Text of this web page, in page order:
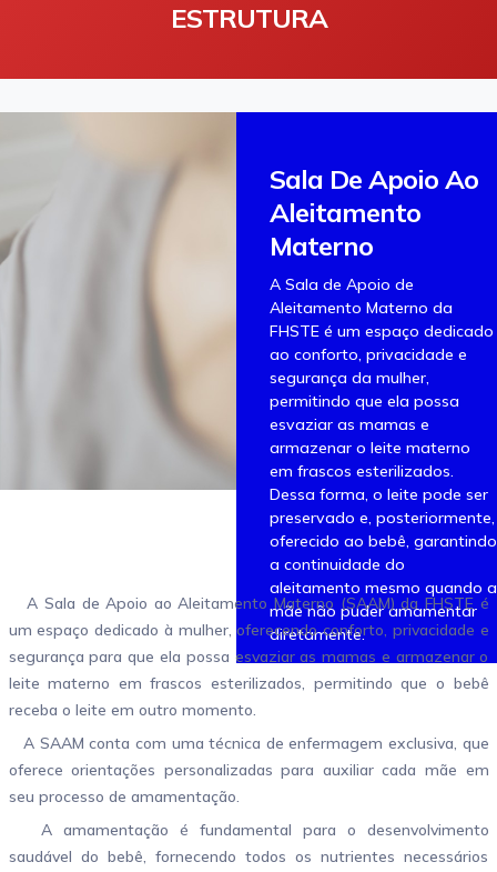
ESTRUTURA
Sala De Apoio Ao
Aleitamento
Materno
A Sala de Apoio de
Aleitamento Materno da
FHSTE é um espaço dedicado
ao conforto, privacidade e
segurança da mulher,
permitindo que ela possa
esvaziar as mamas e
armazenar o leite materno
em frascos esterilizados.
Dessa forma, o leite pode ser
preservado e, posteriormente,
oferecido ao bebê, garantindo
a continuidade do
aleitamento mesmo quando a
mãe não puder amamentar
diretamente.
A Sala de Apoio ao Aleitamento Materno (SAAM) da FHSTE é
um espaço dedicado à mulher, oferecendo conforto, privacidade e
segurança para que ela possa esvaziar as mamas e armazenar o
leite materno em frascos esterilizados, permitindo que o bebê
receba o leite em outro momento.
A SAAM conta com uma técnica de enfermagem exclusiva, que
oferece orientações personalizadas para auxiliar cada mãe em
seu processo de amamentação.
A amamentação é fundamental para o desenvolvimento
saudável do bebê, fornecendo todos os nutrientes necessários